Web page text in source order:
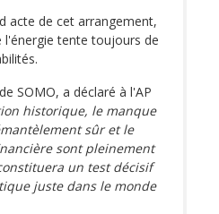
acte de cet arrangement,
tente toujours de
SOMO, a déclaré à l'AP
historique, le manque
sûr et le
sont pleinement
un test décisif
juste dans le monde